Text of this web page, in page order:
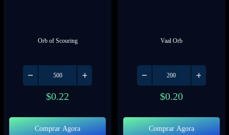
Orb of Scouring
$0.22
Comprar Agora
Vaal Orb
$0.20
Comprar Agora